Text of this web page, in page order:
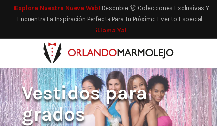
¡Explora Nuestra Nueva Web! Descubre 👗 Colecciones Exclusivas Y
Encuentra La Inspiración Perfecta Para Tu Próximo Evento Especial.
¡Llama Ya!
Vestidos para
grados